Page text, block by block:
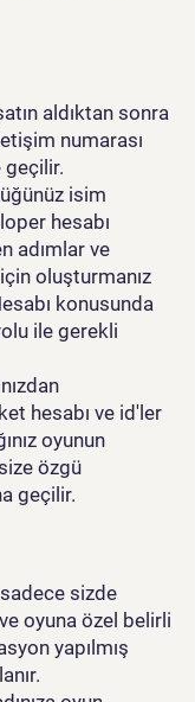
aldıktan sonra
numarası
isim
hesabı
adımlar ve
oluşturmanız
konusunda
ile gerekli
hesabı ve id'ler
oyunun
özgü
geçilir.
sizde
oyuna özel belirli
yapılmış